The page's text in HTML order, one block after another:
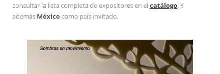
consultar la lista completa de expositores en el catálogo. Y
además Méxicocomo país invitado.